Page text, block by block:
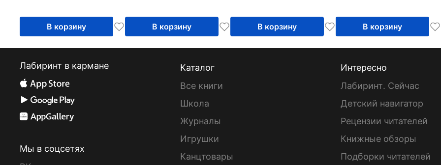
В корзину В корзину В корзину В корзину
Лабиринт в кармане
Мы в соцсетях
Каталог
Все книги
Школа
Журналы
Игрушки
Канцтовары
Интересно
Лабиринт. Сейчас
Детский навигатор
Рецензии читателей
Книжные обзоры
Подборки читателей